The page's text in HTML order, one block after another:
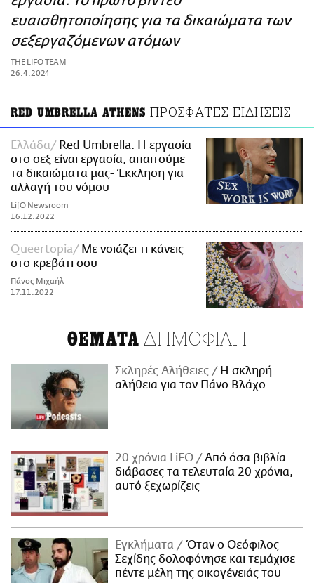
ΑΜΠΑ
PRINT
ευαισθητοποίησης για τα δικαιώματα των
σεξεργαζόμενων ατόμων
THE LIFO TEAM
26.4.2024
RED UMBRELLA ATHENS ΠΡΟΣΦΑΤΕΣ ΕΙΔΗΣΕΙΣ
Ελλάδα
Red Umbrella: Η εργασία
στο σεξ είναι εργασία, απαιτούμε
τα δικαιώματα μας- Έκκληση για
αλλαγή του νόμου
LifO Newsroom
16.12.2022
Queertopia
Με νοιάζει τι κάνεις
στο κρεβάτι σου
Πάνος Μιχαήλ
17.11.2022
ΘΕΜΑΤΑ ΔΗΜΟΦΙΛΗ
Σκληρές Αλήθειες
H σκληρή
αλήθεια για τον Πάνο Βλάχο
20 χρόνια LiFO
Από όσα βιβλία
διάβασες τα τελευταία 20 χρόνια,
αυτό ξεχωρίζεις
Εγκλήματα
Όταν ο Θεόφιλος
Σεχίδης δολοφόνησε και τεμάχισε
πέντε μέλη της οικογένειάς του